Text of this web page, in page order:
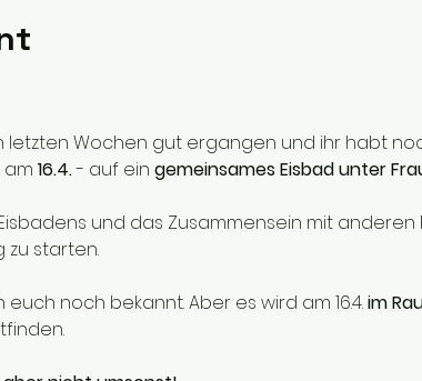
Wochen gut ergangen und ihr habt
16.4. - auf ein gemeinsames Eisbad unter
und das Zusammensein mit
zu starten.
noch bekannt. Aber es wird am 16.4. im